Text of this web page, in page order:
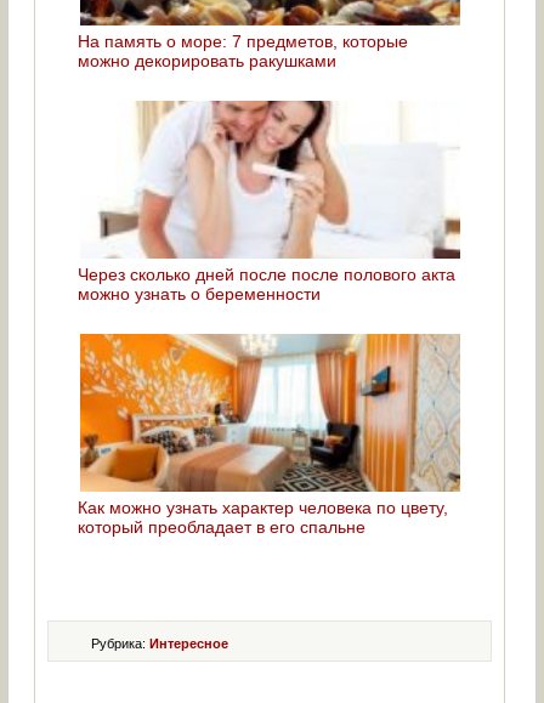
На память о море: 7 предметов, которые
можно декорировать ракушками
Через сколько дней после после полового акта
можно узнать о беременности
Как можно узнать характер человека по цвету,
который преобладает в его спальне
Рубрика: Интересное